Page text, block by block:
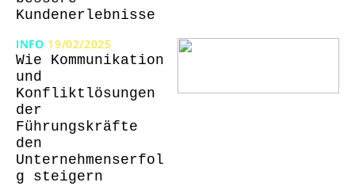
Kundenerlebnisse
INFO 19/02/2025
Wie Kommunikation
und
Konfliktlösungen
der
Führungskräfte
den
Unternehmenserfol
g steigern